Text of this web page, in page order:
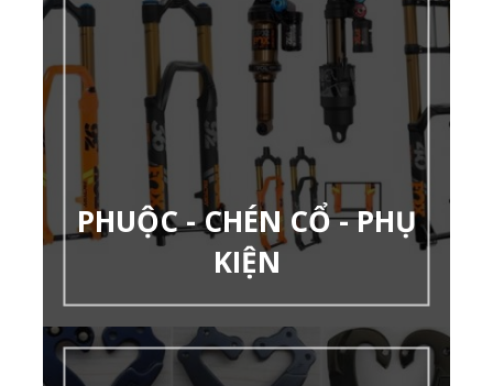
PHUỘC - CHÉN CỔ - PHỤ
KIỆN